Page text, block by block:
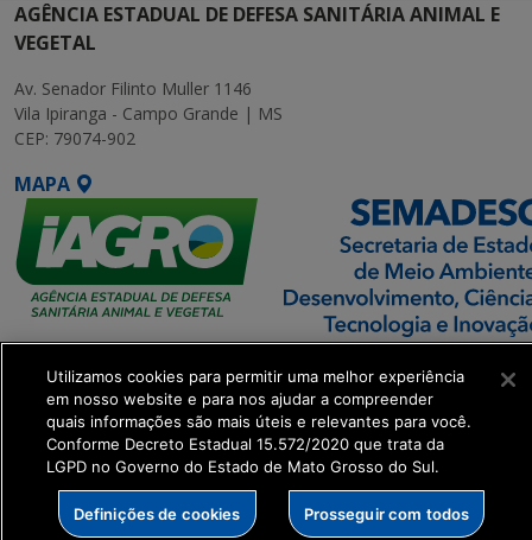
AGÊNCIA ESTADUAL DE DEFESA SANITÁRIA ANIMAL E
VEGETAL
Av. Senador Filinto Muller 1146
Vila Ipiranga - Campo Grande | MS
CEP: 79074-902
MAPA
SETDIG | Secretaria-
Executiva de
Transformação Digital
get_footer();
Utilizamos cookies para permitir uma melhor experiência
em nosso website e para nos ajudar a compreender
quais informações são mais úteis e relevantes para você.
Conforme Decreto Estadual 15.572/2020 que trata da
LGPD no Governo do Estado de Mato Grosso do Sul.
Definições de cookies Prosseguir com todos